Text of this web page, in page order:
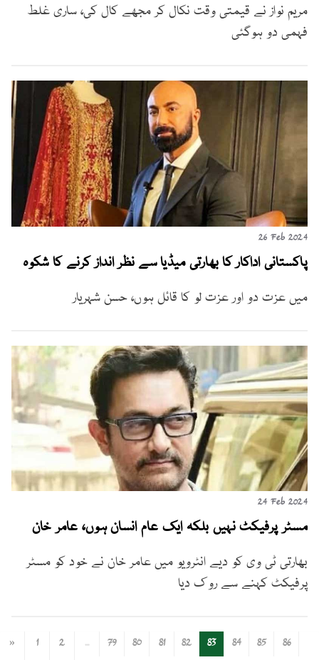
مریم نواز نے قیمتی وقت نکال کر مجھے کال کی، ساری غلط
فہمی دو ہوگئی
26 Feb 2024
پاکستانی اداکار کا بھارتی میڈیا سے نظر انداز کرنے کا شکوہ
میں عزت دو اور عزت لو کا قائل ہوں، حسن شہریار
24 Feb 2024
مسٹر پرفیکٹ نہیں بلکہ ایک عام انسان ہوں، عامر خان
بھارتی ٹی وی کو دیے انٹرویو میں عامر خان نے خود کو مسٹر
پرفیکٹ کہنے سے روک دیا
« 1 2 ... 79 80 81 82 83 84 85
86